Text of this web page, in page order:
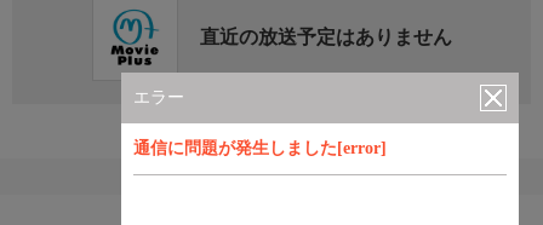
エラー
通信に問題が発生しました[error]
直近の放送予定はありません